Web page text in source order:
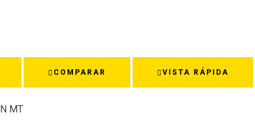
COMPARAR VISTA RÁPIDA